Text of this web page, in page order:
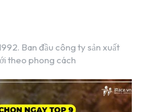
Ban đầu công ty sản xuất
theo phong cách